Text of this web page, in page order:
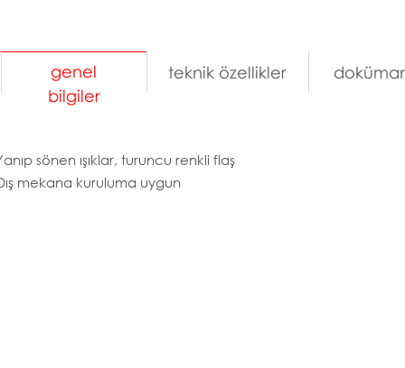
genel
bilgiler
teknik özellikler
sönen ışıklar, turuncu renkli flaş
mekana kuruluma uygun